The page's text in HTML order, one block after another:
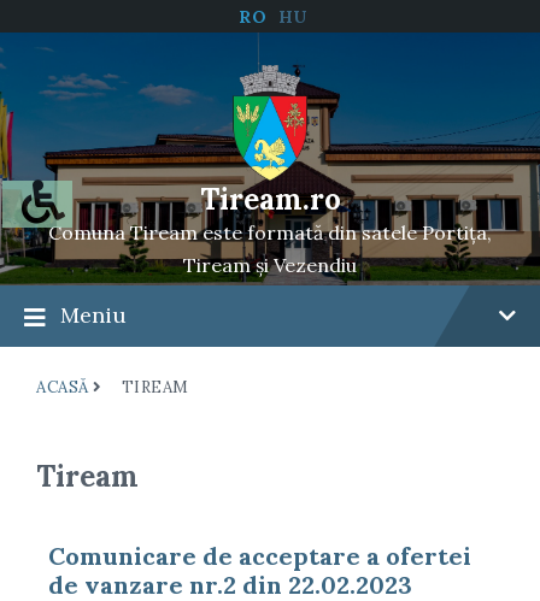
RO HU
Tiream.ro
Comuna Tiream este formată din satele Portița,
Tiream și Vezendiu
Meniu
ACASĂ TIREAM
Tiream
Comunicare de acceptare a ofertei
de vanzare nr.2 din 22.02.2023